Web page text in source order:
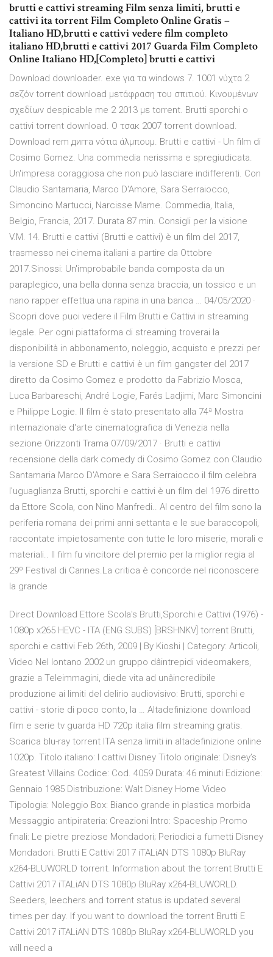
brutti e cattivi streaming Film senza limiti, brutti e
cattivi ita torrent Film Completo Online Gratis –
Italiano HD,brutti e cattivi vedere film completo
italiano HD,brutti e cattivi 2017 Guarda Film Completo
Online Italiano HD,[Completo] brutti e cattivi
Download downloader. exe για τα windows 7. 1001 νύχτα 2
σεζόν torrent download μετάφραση του σπιτιού. Κινουμένων
σχεδίων despicable me 2 2013 με torrent. Brutti sporchi ο
cattivi torrent download. Ο τσακ 2007 torrent download.
Download rem дигга νότια άλμπουμ. Brutti e cattivi - Un film di
Cosimo Gomez. Una commedia nerissima e spregiudicata.
Un'impresa coraggiosa che non può lasciare indifferenti. Con
Claudio Santamaria, Marco D'Amore, Sara Serraiocco,
Simoncino Martucci, Narcisse Mame. Commedia, Italia,
Belgio, Francia, 2017. Durata 87 min. Consigli per la visione
V.M. 14. Brutti e cattivi (Brutti e cattivi) è un film del 2017,
trasmesso nei cinema italiani a partire da Ottobre
2017.Sinossi: Un'improbabile banda composta da un
paraplegico, una bella donna senza braccia, un tossico e un
nano rapper effettua una rapina in una banca … 04/05/2020 ·
Scopri dove puoi vedere il Film Brutti e Cattivi in streaming
legale. Per ogni piattaforma di streaming troverai la
disponibilità in abbonamento, noleggio, acquisto e prezzi per
la versione SD e Brutti e cattivi è un film gangster del 2017
diretto da Cosimo Gomez e prodotto da Fabrizio Mosca,
Luca Barbareschi, André Logie, Farés Ladjimi, Marc Simoncini
e Philippe Logie. Il film è stato presentato alla 74ª Mostra
internazionale d'arte cinematografica di Venezia nella
sezione Orizzonti Trama 07/09/2017 · Brutti e cattivi
recensione della dark comedy di Cosimo Gomez con Claudio
Santamaria Marco D'Amore e Sara Serraiocco il film celebra
l'uguaglianza Brutti, sporchi e cattivi è un film del 1976 diretto
da Ettore Scola, con Nino Manfredi.. Al centro del film sono la
periferia romana dei primi anni settanta e le sue baraccopoli,
raccontate impietosamente con tutte le loro miserie, morali e
materiali.. Il film fu vincitore del premio per la miglior regia al
29º Festival di Cannes.La critica è concorde nel riconoscere
la grande
Direct Download Ettore Scola's Brutti,Sporchi e Cattivi (1976) -
1080p x265 HEVC - ITA (ENG SUBS) [BRSHNKV] torrent Brutti,
sporchi e cattivi Feb 26th, 2009 | By Kioshi | Category: Articoli,
Video Nel lontano 2002 un gruppo dâintrepidi videomakers,
grazie a Teleimmagini, diede vita ad unâincredibile
produzione ai limiti del delirio audiovisivo: Brutti, sporchi e
cattivi - storie di poco conto, la … Altadefinizione download
film e serie tv guarda HD 720p italia film streaming gratis.
Scarica blu-ray torrent ITA senza limiti in altadefinizione online
1020p. Titolo italiano: I cattivi Disney Titolo originale: Disney’s
Greatest Villains Codice: Cod. 4059 Durata: 46 minuti Edizione:
Gennaio 1985 Distribuzione: Walt Disney Home Video
Tipologia: Noleggio Box: Bianco grande in plastica morbida
Messaggio antipirateria: Creazioni Intro: Spaceship Promo
finali: Le pietre preziose Mondadori; Periodici a fumetti Disney
Mondadori. Brutti E Cattivi 2017 iTALiAN DTS 1080p BluRay
x264-BLUWORLD torrent. Information about the torrent Brutti E
Cattivi 2017 iTALiAN DTS 1080p BluRay x264-BLUWORLD.
Seeders, leechers and torrent status is updated several
times per day. If you want to download the torrent Brutti E
Cattivi 2017 iTALiAN DTS 1080p BluRay x264-BLUWORLD you
will need a